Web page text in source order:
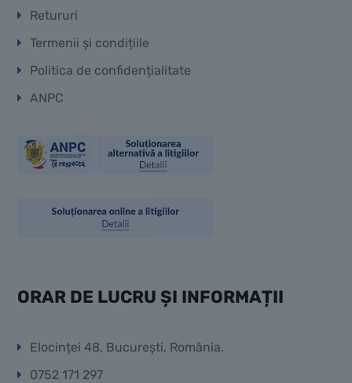
Retururi
Termenii și condițiile
Politica de confidențialitate
ANPC
ORAR DE LUCRU ȘI INFORMAȚII
Elocinței 48, București, România.
0752 171 297